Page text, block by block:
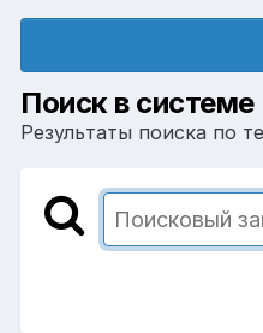
Поиск в системе
Результаты поиска по